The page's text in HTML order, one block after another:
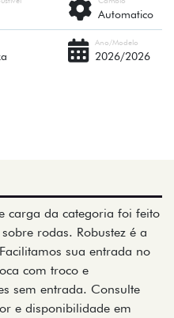
Automatico
Ano/Modelo
2026/2026
carga da categoria foi feito
rodas. Robustez é a
sua entrada no
com troco e
sem entrada. Consulte
e disponibilidade em